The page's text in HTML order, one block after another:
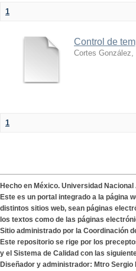
1
Control de
Cortes González,
1
Hecho en México. Universidad
Este es un portal integrado a la página
distintos sitios web, sean páginas
los textos como de las páginas
Sitio administrado por la Coordinación
Este repositorio se rige por los
y el Sistema de Calidad con las
Diseñador y administrador: Mtro Sergio